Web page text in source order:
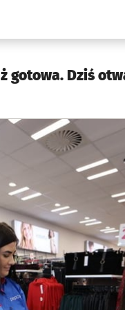
gotowa. Dziś